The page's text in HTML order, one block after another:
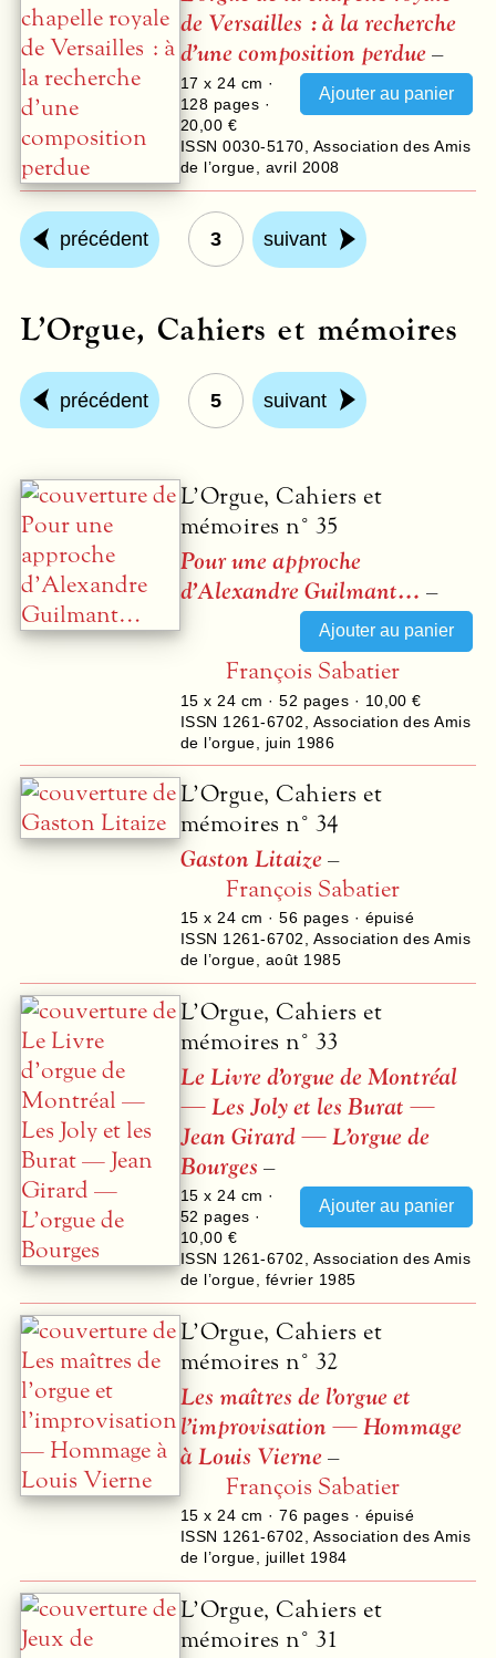
de Versailles : à la recherche
d’une composition perdue –
17 x 24 cm ·
128 pages ·
20,00 €
ISSN 0030-5170 Association des Amis
de l’orgue
avril 2008
précédent 3 suivant
L’Orgue, Cahiers et mémoires
précédent 5 suivant
L’Orgue, Cahiers et
mémoires n° 35
Pour une approche
d’Alexandre Guilmant… –
François Sabatier
15 x 24 cm ·52 pages · 10,00 €
ISSN 1261-6702
Association des Amis
de l’orgue
juin 1986
L’Orgue, Cahiers et
mémoires n° 34
Gaston Litaize –
François Sabatier
15 x 24 cm ·56 pages · épuisé
ISSN 1261-6702, Association des Amis
de l’orgue, août 1985
L’Orgue, Cahiers et
mémoires n° 33
Le Livre d’orgue de Montréal
— Les Joly et les Burat —
Jean Girard — L’orgue de
Bourges –
15 x 24 cm ·
52 pages ·
10,00 €
ISSN 1261-6702, Association des Amis
de l’orgue, février 1985
L’Orgue, Cahiers et
mémoires n° 32
Les maîtres de l’orgue et
l’improvisation — Hommage
à Louis Vierne –
François Sabatier
15 x 24 cm ·76 pages · épuisé
ISSN 1261-6702, Association des Amis
de l’orgue, juillet 1984
L’Orgue, Cahiers et
mémoires n° 31